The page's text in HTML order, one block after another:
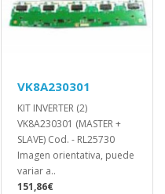
VK8A230301
KIT INVERTER (2)
VK8A230301 (MASTER +
SLAVE) Cod. - RL25730
Imagen orientativa, puede
variar a..
151,86€